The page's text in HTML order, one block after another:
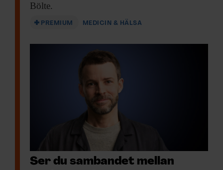
Bölte.
PREMIUM MEDICIN & HÄLSA
Ser du sambandet mellan